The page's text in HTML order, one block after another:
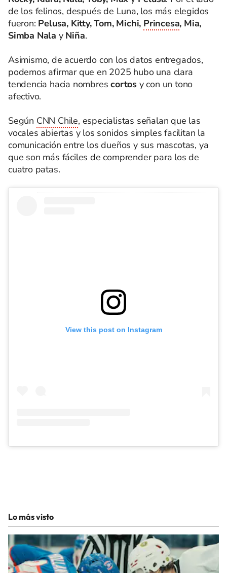
de los felinos, después de Luna, los más elegidos
fueron: Pelusa, Kitty, Tom, Michi, Princesa, Mia,
Simba Nala y Niña.
Asimismo, de acuerdo con los datos entregados,
podemos afirmar que en 2025 hubo una clara
tendencia hacia nombrescortos y con un tono
afectivo.
Según CNN Chile, especialistas señalan que las
vocales abiertas y los sonidos simples facilitan la
comunicación entre los dueños y sus mascotas, ya
que son más fáciles de comprender para los de
cuatro patas.
View this post on Instagram
Lo más visto